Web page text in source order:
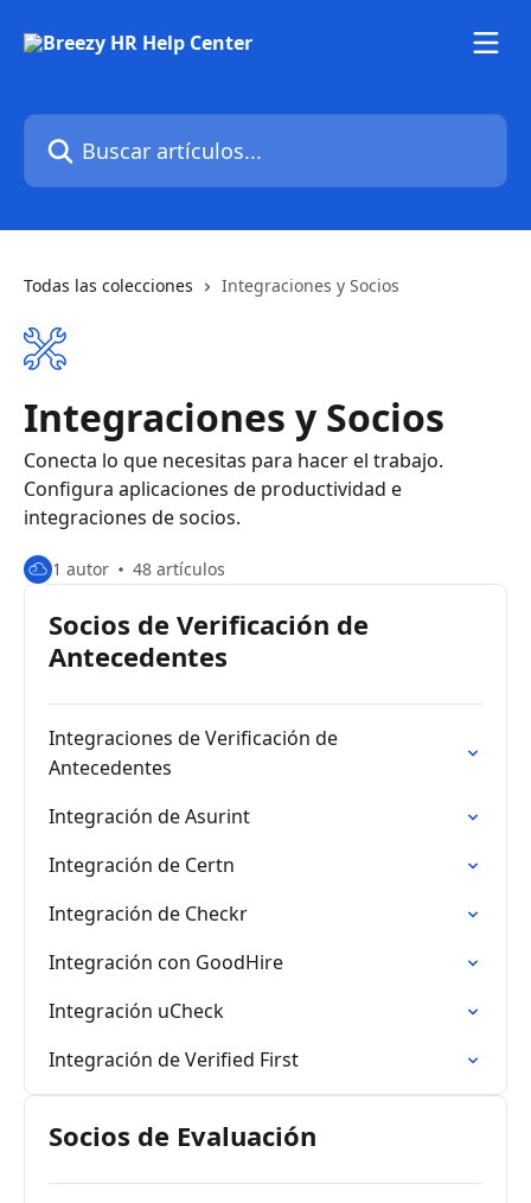
Buscar artículos...
Todas las colecciones Integraciones y Socios
Integraciones y Socios
Conecta lo que necesitas para hacer el trabajo.
Configura aplicaciones de productividad e
integraciones de socios.
1 autor 48 artículos
Socios de Verificación de
Antecedentes
Integraciones de Verificación de
Antecedentes
Integración de Asurint
Integración de Certn
Integración de Checkr
Integración con GoodHire
Integración uCheck
Integración de Verified First
Socios de Evaluación